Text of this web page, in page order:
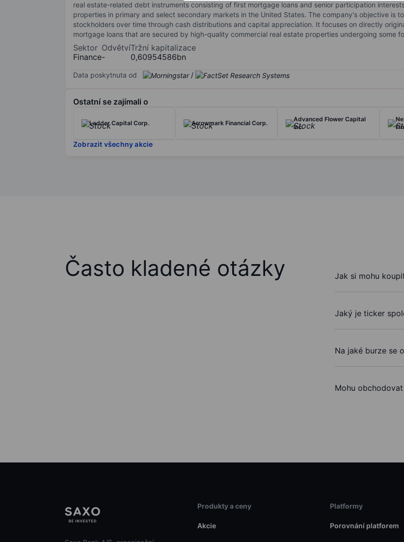
real estate-related debt instruments consisting of first mortgage loans and senior participation
properties in primary and select secondary markets in the United States. The company's objective is
stockholders over time through cash distributions and capital appreciation. It focuses on directly
mortgage loans that are secured by high-quality commercial real estate properties undergoing some
Sektor
Finance
Odvětví
-
Tržní kapitalizace
0,60954586bn
Data poskytnuta od /
Ostatní se zajímali o
Ladder Capital Corp. Arrowmark Financial Corp.
Advanced Flower Capital
Inc.
Zobrazit všechny akcie
Často kladené otázky Jak si mohu
Jaký je ticker
Na jaké burze se
Mohu obchodovat
Produkty a ceny
Akcie
Platformy
Porovnání platforem